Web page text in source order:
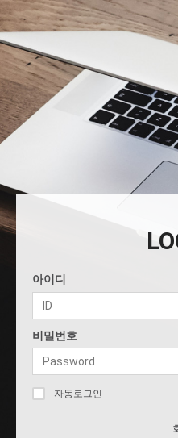
아이디
비밀번호
자동로그인